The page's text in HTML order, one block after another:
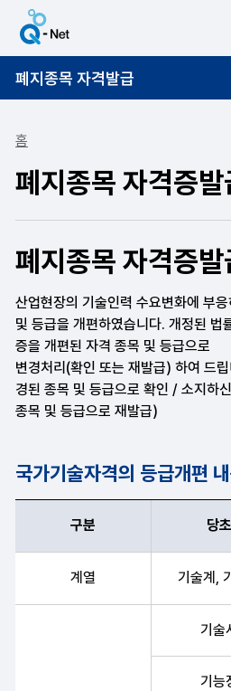
폐지종목 자격발급
홈
폐지종목 자격증발
폐지종목 자격증
산업현장의 기술인력 수요변화에 부
및 등급을 개편하였습니다. 개정된 법
증을 개편된 자격 종목 및 등급으로
변경처리(확인 또는 재발급) 하여 드
경된 종목 및 등급으로 확인 / 소지하
종목 및 등급으로 재발급)
국가기술자격의 등급개편
구분 당초
계열 기술계,
기술
기능